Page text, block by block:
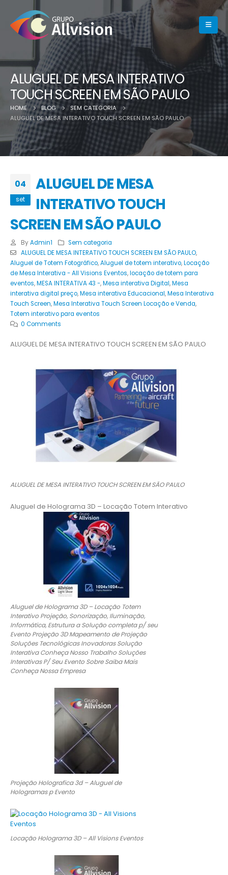
ALUGUEL DE MESA INTERATIVO
TOUCH SCREEN EM SÃO PAULO
HOME BLOG
SEM CATEGORIA
ALUGUEL DE MESA INTERATIVO TOUCH SCREEN EM SÃO PAULO
04
set
ALUGUEL DE MESA
INTERATIVO TOUCH
SCREEN EM SÃO PAULO
By Admin1
Sem categoria
ALUGUEL DE MESA INTERATIVO TOUCH SCREEN EM SÃO PAULO,
Aluguel de Totem Fotográfico,Aluguel de totem interativo,Locação
de Mesa Interativa - All Visions Eventos,locação de totem para
eventos,MESA INTERATIVA 43 -,Mesa interativa Digital,Mesa
interativa digital preço,Mesa interativa Educacional,Mesa Interativa
Touch Screen,Mesa Interativa Touch Screen Locação e Venda,
Totem interativo para eventos
0 Comments
ALUGUEL DE MESA INTERATIVO TOUCH SCREEN EM SÃO PAULO
ALUGUEL DE MESA INTERATIVO TOUCH SCREEN EM SÃO PAULO
Aluguel de Holograma 3D – Locação Totem Interativo
Aluguel de Holograma 3D – Locação Totem
Interativo Projeção, Sonorização, Iluminação,
Informática, Estrutura a Solução completa p/ seu
Evento Projeção 3D Mapeamento de Projeção
Soluções Tecnológicas Inovadoras Solução
Interativa Conheça Nosso Trabalho Soluções
Interativas P/ Seu Evento Sobre Saiba Mais
Conheça Nossa Empresa
Projeção Holografica 3d – Aluguel de
Hologramas p Evento
Locação Holograma 3D – All Visions Eventos